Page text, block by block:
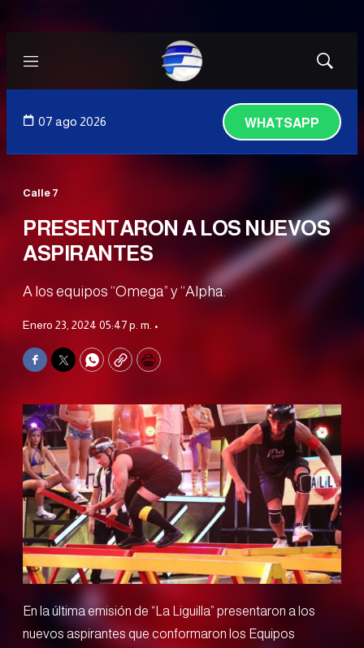
Menú
Mostrar
07 ago 2026 WHATSAPP
Calle 7
PRESENTARON A LOS NUEVOS
ASPIRANTES
A los equipos “Omega” y “Alpha.
Enero 23, 2024 05:47 p. m. •
Facebook
TwitterWhatsApp
CopyPrint
En la última emisión de “La Liguilla” presentaron a los
nuevos aspirantes que conformaron los Equipos